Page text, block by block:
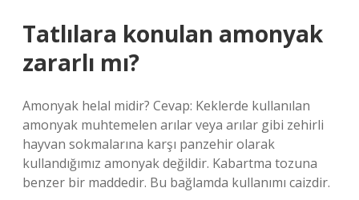
Tatlılara konulan amonyak
zararlı mı?
Amonyak helal midir? Cevap: Keklerde kullanılan
amonyak muhtemelen arılar veya arılar gibi zehirli
hayvan sokmalarına karşı panzehir olarak
kullandığımız amonyak değildir. Kabartma tozuna
benzer bir maddedir. Bu bağlamda kullanımı caizdir.